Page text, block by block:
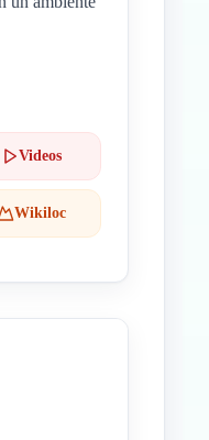
Videos
Wikiloc